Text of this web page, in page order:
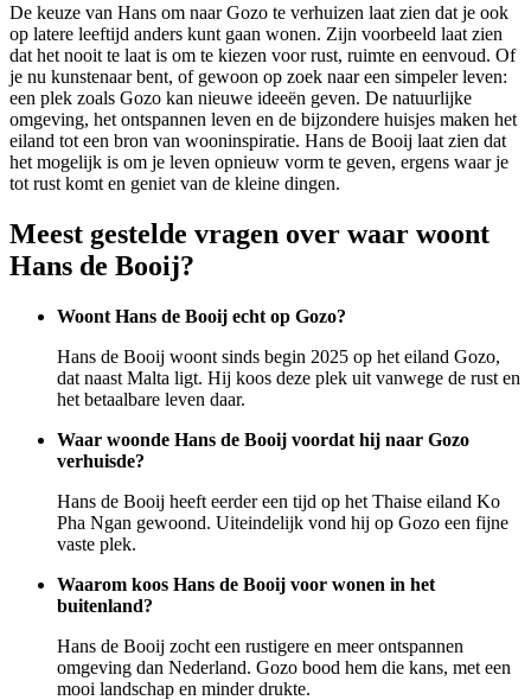
De keuze van Hans om naar Gozo te verhuizen laat zien dat je ook
op latere leeftijd anders kunt gaan wonen. Zijn voorbeeld laat zien
dat het nooit te laat is om te kiezen voor rust, ruimte en eenvoud. Of
je nu kunstenaar bent, of gewoon op zoek naar een simpeler leven:
een plek zoals Gozo kan nieuwe ideeën geven. De natuurlijke
omgeving, het ontspannen leven en de bijzondere huisjes maken het
eiland tot een bron van wooninspiratie. Hans de Booij laat zien dat
het mogelijk is om je leven opnieuw vorm te geven, ergens waar je
tot rust komt en geniet van de kleine dingen.
Meest gestelde vragen over waar woont
Hans de Booij?
Woont Hans de Booij echt op Gozo?
Hans de Booij woont sinds begin 2025 op het eiland Gozo,
dat naast Malta ligt. Hij koos deze plek uit vanwege de rust en
het betaalbare leven daar.
Waar woonde Hans de Booij voordat hij naar Gozo
verhuisde?
Hans de Booij heeft eerder een tijd op het Thaise eiland Ko
Pha Ngan gewoond. Uiteindelijk vond hij op Gozo een fijne
vaste plek.
Waarom koos Hans de Booij voor wonen in het
buitenland?
Hans de Booij zocht een rustigere en meer ontspannen
omgeving dan Nederland. Gozo bood hem die kans, met een
mooi landschap en minder drukte.